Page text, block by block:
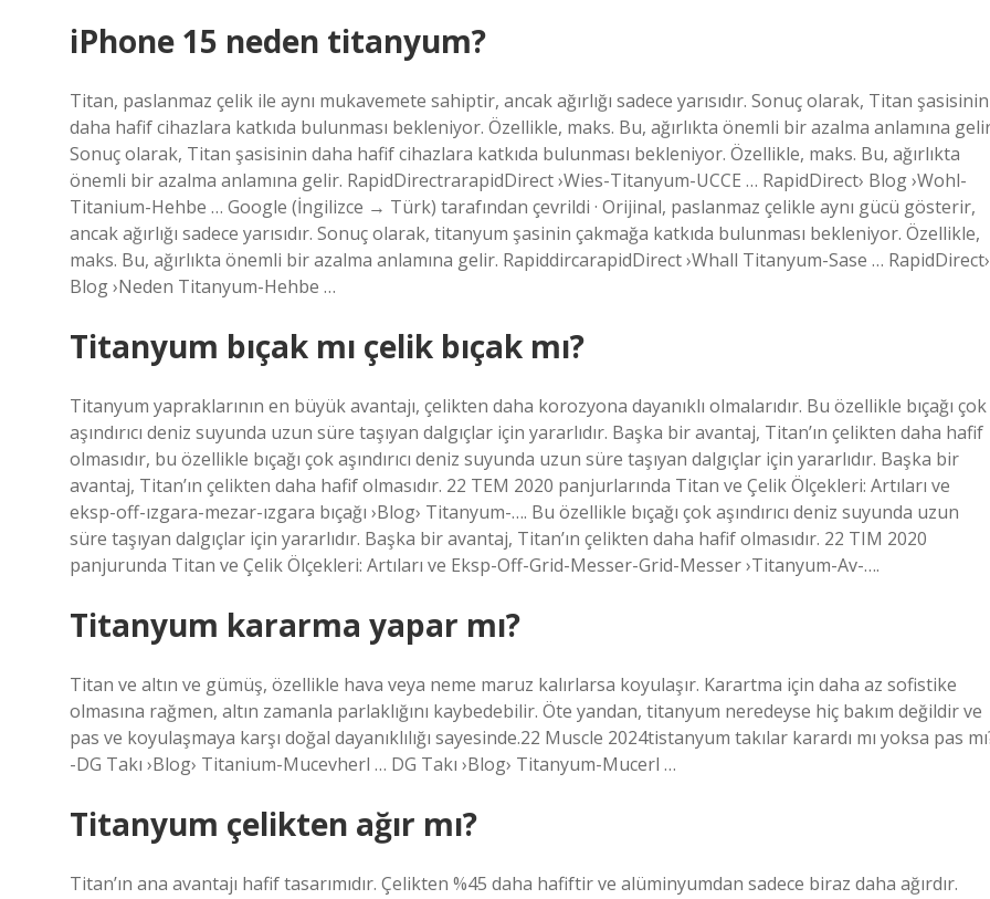
iPhone 15 neden titanyum?
Titan, paslanmaz çelik ile aynı mukavemete sahiptir, ancak ağırlığı sadece yarısıdır. Sonuç olarak, Titan şasisinin
daha hafif cihazlara katkıda bulunması bekleniyor. Özellikle, maks. Bu, ağırlıkta önemli bir azalma anlamına
Sonuç olarak, Titan şasisinin daha hafif cihazlara katkıda bulunması bekleniyor. Özellikle, maks. Bu, ağırlıkta
önemli bir azalma anlamına gelir. RapidDirectrarapidDirect ›Wies-Titanyum-UCCE … RapidDirect› Blog ›Wohl-
Titanium-Hehbe … Google (İngilizce → Türk) tarafından çevrildi · Orijinal, paslanmaz çelikle aynı gücü gösterir,
ancak ağırlığı sadece yarısıdır. Sonuç olarak, titanyum şasinin çakmağa katkıda bulunması bekleniyor. Özellikle,
maks. Bu, ağırlıkta önemli bir azalma anlamına gelir. RapiddircarapidDirect ›Whall Titanyum-Sase … RapidDirect›
Blog ›Neden Titanyum-Hehbe …
Titanyum bıçak mı çelik bıçak mı?
Titanyum yapraklarının en büyük avantajı, çelikten daha korozyona dayanıklı olmalarıdır. Bu özellikle bıçağı çok
aşındırıcı deniz suyunda uzun süre taşıyan dalgıçlar için yararlıdır. Başka bir avantaj, Titan’ın çelikten daha hafif
olmasıdır, bu özellikle bıçağı çok aşındırıcı deniz suyunda uzun süre taşıyan dalgıçlar için yararlıdır. Başka bir
avantaj, Titan’ın çelikten daha hafif olmasıdır. 22 TEM 2020 panjurlarında Titan ve Çelik Ölçekleri: Artıları ve
eksp-off-ızgara-mezar-ızgara bıçağı ›Blog› Titanyum-…. Bu özellikle bıçağı çok aşındırıcı deniz suyunda uzun
süre taşıyan dalgıçlar için yararlıdır. Başka bir avantaj, Titan’ın çelikten daha hafif olmasıdır. 22 TIM 2020
panjurunda Titan ve Çelik Ölçekleri: Artıları ve Eksp-Off-Grid-Messer-Grid-Messer ›Titanyum-Av-….
Titanyum kararma yapar mı?
Titan ve altın ve gümüş, özellikle hava veya neme maruz kalırlarsa koyulaşır. Karartma için daha az sofistike
olmasına rağmen, altın zamanla parlaklığını kaybedebilir. Öte yandan, titanyum neredeyse hiç bakım değildir ve
pas ve koyulaşmaya karşı doğal dayanıklılığı sayesinde.22 Muscle 2024tistanyum takılar karardı mı yoksa pas
-DG Takı ›Blog› Titanium-Mucevherl … DG Takı ›Blog› Titanyum-Mucerl …
Titanyum çelikten ağır mı?
Titan’ın ana avantajı hafif tasarımıdır. Çelikten %45 daha hafiftir ve alüminyumdan sadece biraz daha ağırdır.